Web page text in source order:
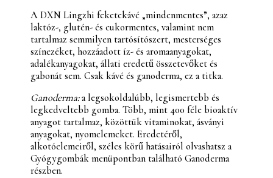
A DXN Lingzhi feketekávé „mindenmentes”, azaz
laktóz-, glutén- és cukormentes, valamint nem
tartalmaz semmilyen tartósítószert, mesterséges
színezéket, hozzáadott íz- és aromaanyagokat,
adalékanyagokat, állati eredetű összetevőket és
gabonát sem. Csak kávé és ganoderma, ez a titka.
Ganoderma:a legsokoldalúbb, legismertebb és
legkedveltebb gomba. Több, mint 400 féle bioaktív
anyagot tartalmaz, közöttük vitaminokat, ásványi
anyagokat, nyomelemeket. Eredetéről,
alkotóelemeiről, széles körű hatásairól olvashatsz a
Gyógygombák menüpontban található Ganoderma
részben.